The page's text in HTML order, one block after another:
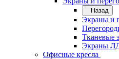
Назад
Экраны и
Тканевые
Экраны
Офисные кресла